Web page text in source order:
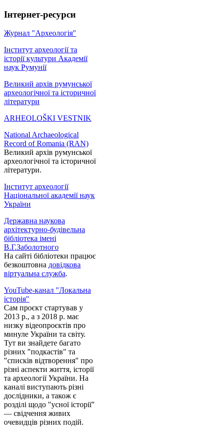
Інтернет-ресурси
Журнал "Археологія"
Інститут археології та
історії культури Академії
наук Румунії
Великий архів румунської
археологічної та історичної
літератури
ARHEOLOŠKI VESTNIK
National Archaeological
Record of Romania (RAN)
Великий архів румунської
археологічної та історичної
літератури.
Інститут археології
Національної академії наук
України
Державна наукова
архітектурно-будівельна
бібліотека імені
В.Г.Заболотного
На сайті бібліотеки працює
безкоштовна довідкова
віртуальна служба.
YouTube-канал "Локальна
історія"
Сам проєкт стартував у
2013 р., а з 2018 р. має
низку відеопроєктів про
минуле України та світу.
Тут ви знайдете багато
різних "подкастів" та
"списків відтворення" про
різні аспекти життя, історії
та археології України. На
каналі виступають різні
дослідники, а також є
розділі щодо "усної історії"
— свідчення живих
очевидців різних подій.